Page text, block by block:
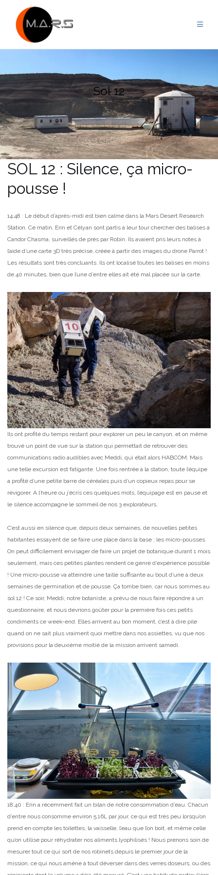
content
Sol 12
SOL 12 : Silence, ça micro-
pousse !
14:48 : Le début d’après-midi est bien calme dans la Mars Desert Research
Station. Ce matin, Erin et Célyan sont partis à leur tour chercher des balises à
Candor Chasma, surveillés de près par Robin. Ils avaient pris leurs notes à
l’aide d’une carte 3D très précise, créée à partir des images du drone Parrot !
Les résultats sont très concluants. Ils ont localisé toutes les balises en moins
de 40 minutes, bien que l’une d’entre elles ait été mal placée sur la carte.
Ils ont profité du temps restant pour explorer un peu le canyon, et on même
trouvé un point de vue sur la station qui permettait de retrouver des
communications radio audibles avec Meddi, qui était alors HABCOM. Mais
une telle excursion est fatigante. Une fois rentrée à la station, toute l’équipe
a profité d’une petite barre de céréales puis d’un copieux repas pour se
revigorer. A l’heure ou j’écris ces quelques mots, l’équipage est en pause et
le silence accompagne le sommeil de nos 3 explorateurs.
C’est aussi en silence que, depuis deux semaines, de nouvelles petites
habitantes essayent de se faire une place dans la base : les micro-pousses.
On peut difficilement envisager de faire un projet de botanique durant 1 mois
seulement, mais ces petites plantes rendent ce genre d’expérience possible
! Une micro-pousse va atteindre une taille suffisante au bout d’une à deux
semaines de germination et de pousse. Ça tombe bien, car nous sommes au
sol 12 ! Ce soir, Meddi, notre botaniste, a prévu de nous faire répondre à un
questionnaire, et nous devrions goûter pour la première fois ces petits
condiments ce week-end. Elles arrivent au bon moment, c’est à dire pile
quand on ne sait plus vraiment quoi mettre dans nos assiettes, vu que nos
provisions pour la deuxième moitié de la mission arrivent samedi.
18:40 : Erin a récemment fait un bilan de notre consommation d’eau. Chacun
d’entre nous consomme environ 5,16L par jour, ce qui est très peu lorsqu’on
prend en compte les toilettes, la vaisselle, l’eau que l’on boit, et même celle
qu’on utilise pour réhydrater nos aliments lyophilisés ! Nous prenons soin de
mesurer tout ce qui sort de nos robinets depuis le premier jour de la
mission, ce qui nous amène à tout déverser dans des verres doseurs, ou des